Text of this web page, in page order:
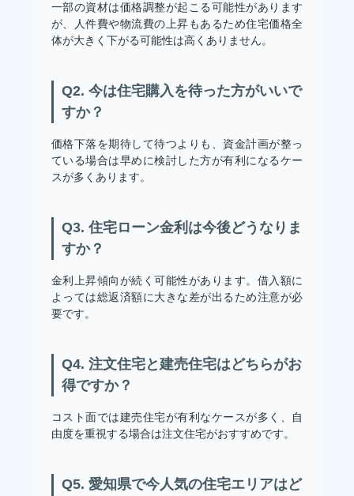
一部の資材は価格調整が起こる可能性があります
が、人件費や物流費の上昇もあるため住宅価格全
体が大きく下がる可能性は高くありません。
Q2. 今は住宅購入を待った方がいいで
すか？
価格下落を期待して待つよりも、資金計画が整っ
ている場合は早めに検討した方が有利になるケー
スが多くあります。
Q3. 住宅ローン金利は今後どうなりま
すか？
金利上昇傾向が続く可能性があります。借入額に
よっては総返済額に大きな差が出るため注意が必
要です。
Q4. 注文住宅と建売住宅はどちらがお
得ですか？
コスト面では建売住宅が有利なケースが多く、自
由度を重視する場合は注文住宅がおすすめです。
Q5. 愛知県で今人気の住宅エリアはど